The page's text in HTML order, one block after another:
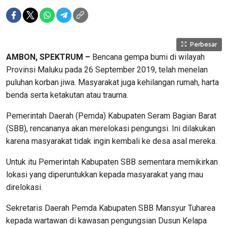
Perbesar
AMBON, SPEKTRUM – Bencana gempa bumi di wilayah
Provinsi Maluku pada 26 September 2019, telah menelan
puluhan korban jiwa. Masyarakat juga kehilangan rumah, harta
benda serta ketakutan atau trauma.
Pemerintah Daerah (Pemda) Kabupaten Seram Bagian Barat
(SBB), rencananya akan merelokasi pengungsi. Ini dilakukan
karena masyarakat tidak ingin kembali ke desa asal mereka.
Untuk itu Pemerintah Kabupaten SBB sementara memikirkan
lokasi yang diperuntukkan kepada masyarakat yang mau
direlokasi.
Sekretaris Daerah Pemda Kabupaten SBB Mansyur Tuharea
kepada wartawan di kawasan pengungsian Dusun Kelapa